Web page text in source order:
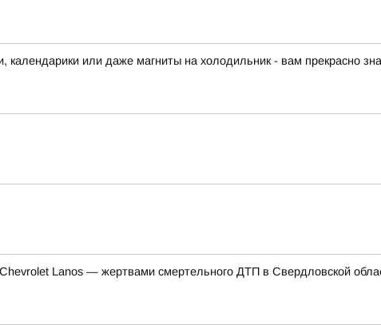
календарики или даже магниты на холодильник - вам прекрасно
Lanos — жертвами смертельного ДТП в Свердловской